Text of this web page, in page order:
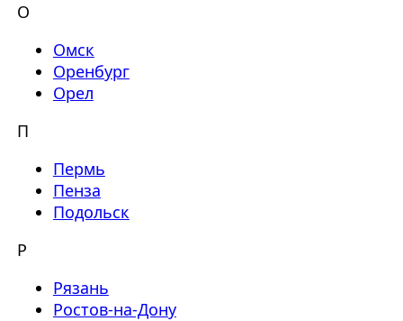
О
Омск
Оренбург
Орел
П
Пермь
Пенза
Подольск
Р
Рязань
Ростов-на-Дону